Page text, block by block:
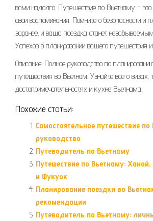
вами надолго. Путешествие по Вьетнаму – это
свои воспоминания. Помните о безопасности и
заранее‚ и ваша поездка станет
Успехов в планировании вашего путешествия
Описание: Полное руководство по
путешествия во Вьетнам. Узнайте все о визах‚
достопримечательностях и кухне Вьетнама.
Похожие статьи:
Самостоятельное путешествие
руководство
Путеводитель по Вьетнаму
Путешествие по Вьетнаму:
и Фукуок
Планирование поездки во
рекомендации
Путеводитель по Вьетнаму: